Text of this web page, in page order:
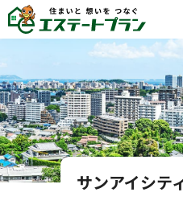
サンアイシテ